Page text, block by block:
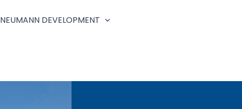
NEUMANN DEVELOPMENT